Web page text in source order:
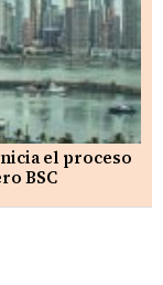
el proceso
BSC